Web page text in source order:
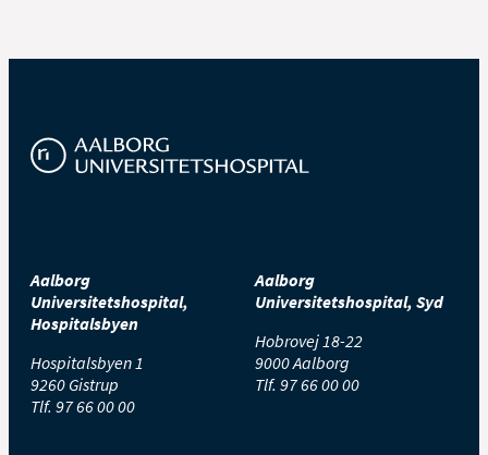
Aalborg
Universitetshospital,
Hospitalsbyen
Hospitalsbyen 1
9260 Gistrup
Tlf. 97 66 00 00
Aalborg
Universitetshospital, Syd
Hobrovej 18-22
9000 Aalborg
Tlf. 97 66 00 00